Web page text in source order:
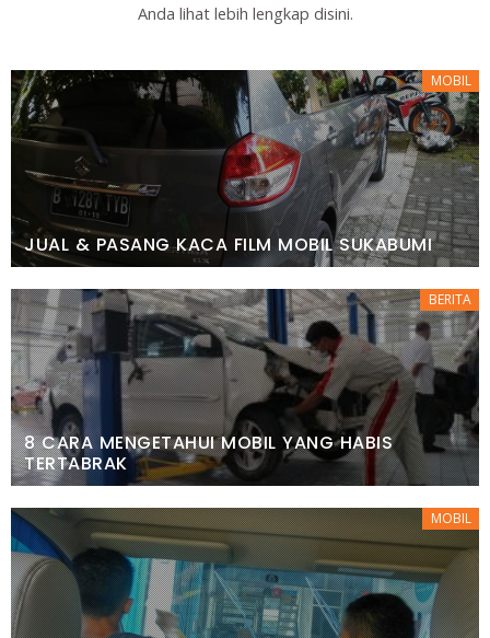
Anda lihat lebih lengkap disini.
MOBIL
JUAL & PASANG KACA FILM MOBIL SUKABUMI
BERITA
8 CARA MENGETAHUI MOBIL YANG HABIS
TERTABRAK
MOBIL